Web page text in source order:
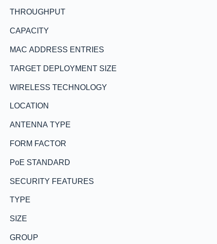
THROUGHPUT
CAPACITY
MAC ADDRESS ENTRIES
TARGET DEPLOYMENT SIZE
WIRELESS TECHNOLOGY
LOCATION
ANTENNA TYPE
FORM FACTOR
PoE STANDARD
SECURITY FEATURES
TYPE
SIZE
GROUP